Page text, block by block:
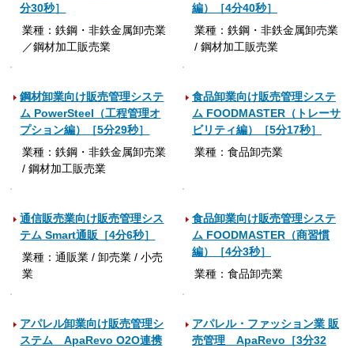
分30秒］
業種：鉄鋼・非鉄金属卸売業
／鋼材加工販売業
編）［4分40秒］
業種：鉄鋼・非鉄金属卸売業
/ 鋼材加工販売業
鋼材卸業向け販売管理システ
ム PowerSteel（工程管理オ
プション編）［5分29秒］
業種：鉄鋼・非鉄金属卸売業
/ 鋼材加工販売業
食品卸業向け販売管理システ
ム FOODMASTER（トレーサ
ビリティ編）［5分17秒］
業種：食品卸売業
通信販売業向け販売管理シス
テム Smart通販［4分6秒］
業種：通販業 / 卸売業 / 小売
業
食品卸業向け販売管理システ
ム FOODMASTER（商習慣
編）［4分3秒］
業種：食品卸売業
アパレル卸業向け販売管理シ
ステム ApaRevo O2O連携
アパレル・ファッション業 販
売管理 ApaRevo［3分32